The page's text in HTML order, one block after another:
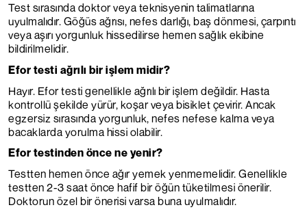
Test sırasında doktor veya teknisyenin talimatlarına
uyulmalıdır. Göğüs ağrısı, nefes darlığı, baş dönmesi, çarpıntı
veya aşırı yorgunluk hissedilirse hemen sağlık ekibine
bildirilmelidir.
Efor testi ağrılı bir işlem midir?
Hayır. Efor testi genellikle ağrılı bir işlem değildir. Hasta
kontrollü şekilde yürür, koşar veya bisiklet çevirir. Ancak
egzersiz sırasında yorgunluk, nefes nefese kalma veya
bacaklarda yorulma hissi olabilir.
Efor testinden önce ne yenir?
Testten hemen önce ağır yemek yenmemelidir. Genellikle
testten 2-3 saat önce hafif bir öğün tüketilmesi önerilir.
Doktorun özel bir önerisi varsa buna uyulmalıdır.